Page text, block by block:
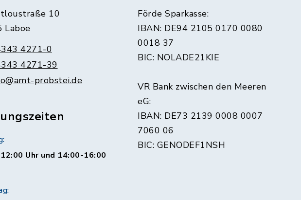
10
Laboe
4271-0
4271-39
probstei.de
Uhr und 14:00-16:00
Förde Sparkasse:
IBAN: DE94 2105 0170 0080
0018 37
BIC: NOLADE21KIE
VR Bank zwischen den Meeren
eG:
IBAN: DE73 2139 0008 0007
7060 06
BIC: GENODEF1NSH